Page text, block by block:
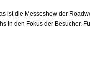
die Messeshow der
in den Fokus der Besucher.